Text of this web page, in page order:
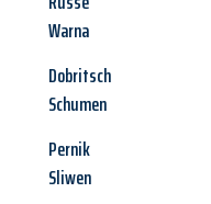
Warna
Dobritsch
Schumen
Pernik
Sliwen